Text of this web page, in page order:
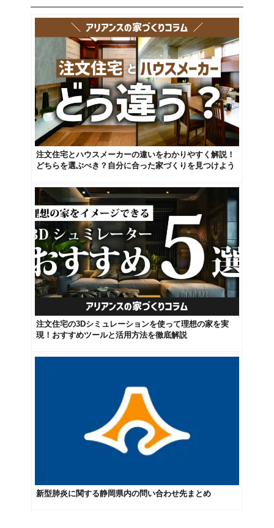
注文住宅とハウスメーカーの違いをわかりやすく解説！
どちらを選ぶべき？自分に合った家づくりを見つけよう
注文住宅の3Dシミュレーションを使って理想の家を実
現！おすすめツールと活用方法を徹底解説
新型肺炎に関する静岡県内の問い合わせ先まとめ